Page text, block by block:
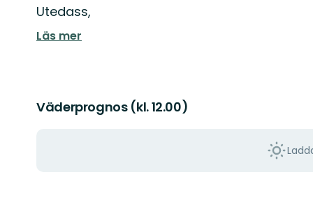
Beskrivning
Utedass,
Läs mer
Väderprognos (kl. 12.00)